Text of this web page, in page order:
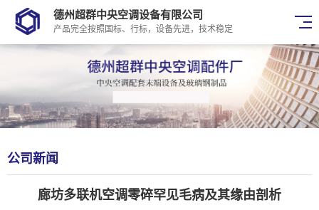
德州超群中央空调设备有限公司
产品完全按照国标、行标，设备先进，技术稳定
公司新闻
廊坊多联机空调零碎罕见毛病及其缘由剖析